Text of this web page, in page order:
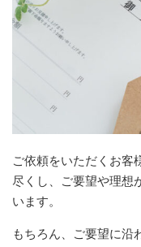
ご依頼をいただくお客
尽くし、ご要望や理想
います。
もちろん、ご要望に沿